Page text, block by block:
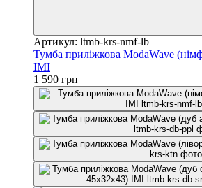
Артикул: ltmb-krs-nmf-lb
Тумба приліжкова ModaWave
IMI
1 590 грн